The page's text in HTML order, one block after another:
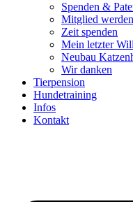
Spenden &
Mitglied werden
Zeit spenden
Mein letzter
Neubau
Wir danken
Tierpension
Hundetraining
Infos
Kontakt